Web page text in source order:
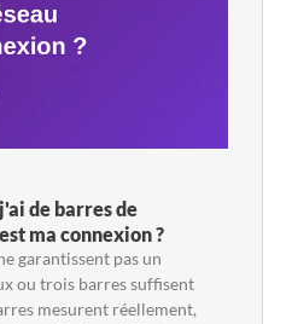
de barres de
ma connexion ?
garantissent pas un
ou trois barres suffisent
mesurent réellement,